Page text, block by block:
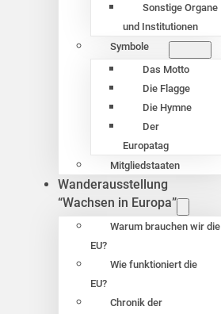
Sonstige Organe
und Institutionen
Symbole
Das Motto
Die Flagge
Die Hymne
Der
Europatag
Mitgliedstaaten
Wanderausstellung
“Wachsen in Europa”
Warum brauchen wir die
EU?
Wie funktioniert die
EU?
Chronik der